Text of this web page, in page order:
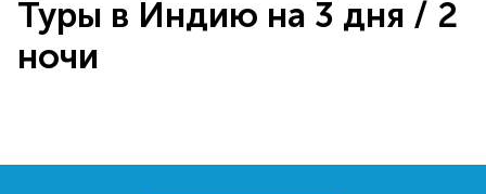
Туры в Индию на 3 дня / 2
ночи